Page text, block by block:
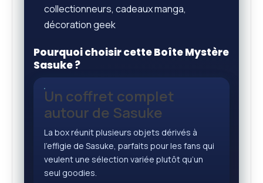
collectionneurs, cadeaux manga,
décoration geek
Pourquoi choisir cette Boîte Mystère
Sasuke ?
Un coffret complet
autour de Sasuke
La box réunit plusieurs objets dérivés à
l’effigie de Sasuke, parfaits pour les fans qui
veulent une sélection variée plutôt qu’un
seul goodies.